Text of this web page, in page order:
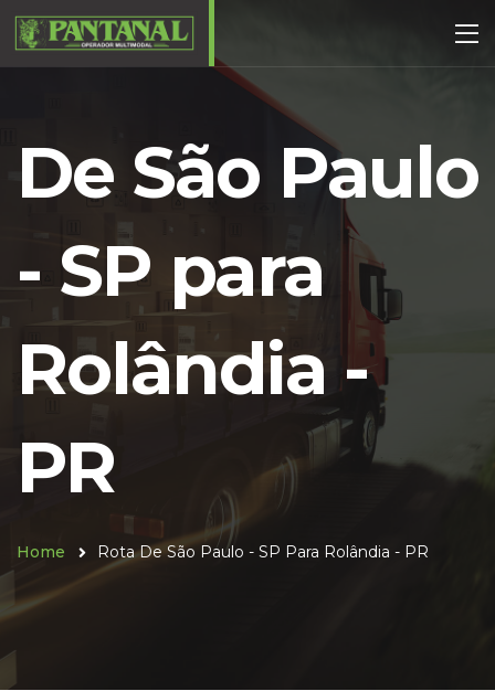
De São Paulo
- SP para
Rolândia -
PR
Home Rota De São Paulo - SP Para Rolândia - PR